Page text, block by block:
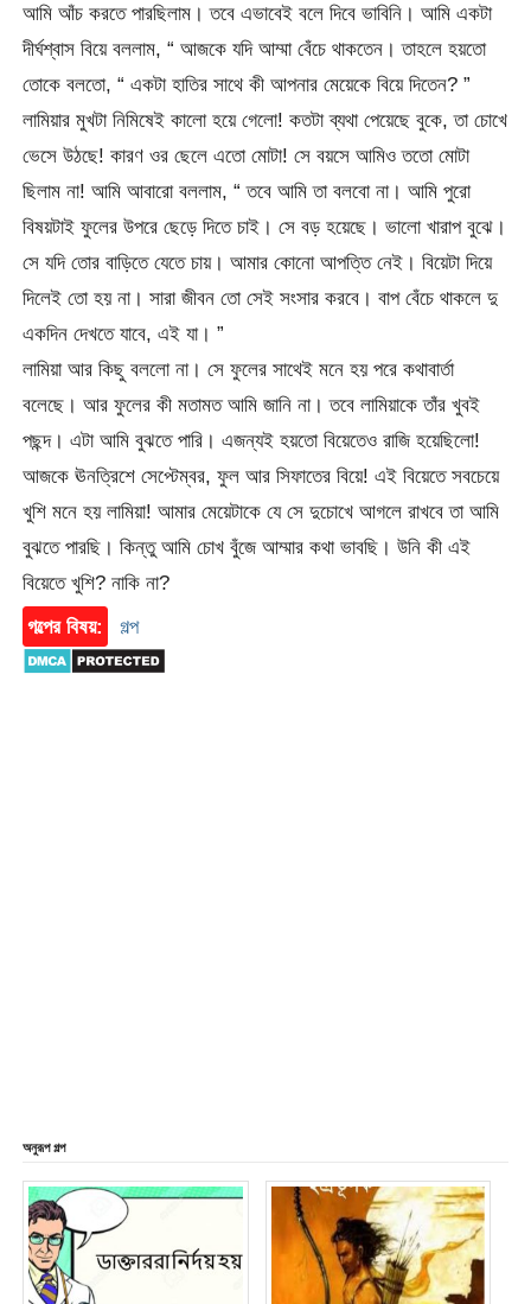
আমি আঁচ করতে পারছিলাম। তবে এভাবেই বলে দিবে ভাবিনি। আমি একটা
দীর্ঘশ্বাস বিয়ে বললাম, “ আজকে যদি আম্মা বেঁচে থাকতেন। তাহলে হয়তো
তোকে বলতো, “ একটা হাতির সাথে কী আপনার মেয়েকে বিয়ে দিতেন? ”
লামিয়ার মুখটা নিমিষেই কালো হয়ে গেলো! কতটা ব্যথা পেয়েছে বুকে, তা চোখে
ভেসে উঠছে! কারণ ওর ছেলে এতো মোটা! সে বয়সে আমিও ততো মোটা
ছিলাম না! আমি আবারো বললাম, “ তবে আমি তা বলবো না। আমি পুরো
বিষয়টাই ফুলের উপরে ছেড়ে দিতে চাই। সে বড় হয়েছে। ভালো খারাপ বুঝে।
সে যদি তোর বাড়িতে যেতে চায়। আমার কোনো আপত্তি নেই। বিয়েটা দিয়ে
দিলেই তো হয় না। সারা জীবন তো সেই সংসার করবে। বাপ বেঁচে থাকলে দু
একদিন দেখতে যাবে, এই যা। ”
লামিয়া আর কিছু বললো না। সে ফুলের সাথেই মনে হয় পরে কথাবার্তা
বলেছে। আর ফুলের কী মতামত আমি জানি না। তবে লামিয়াকে তাঁর খুবই
পছন্দ। এটা আমি বুঝতে পারি। এজন্যই হয়তো বিয়েতেও রাজি হয়েছিলো!
আজকে ঊনত্রিশে সেপ্টেম্বর, ফুল আর সিফাতের বিয়ে! এই বিয়েতে সবচেয়ে
খুশি মনে হয় লামিয়া! আমার মেয়েটাকে যে সে দুচোখে আগলে রাখবে তা আমি
বুঝতে পারছি। কিন্তু আমি চোখ বুঁজে আম্মার কথা ভাবছি। উনি কী এই
বিয়েতে খুশি? নাকি না?
গল্পের বিষয়:
গল্প
অনুরূপ গল্প